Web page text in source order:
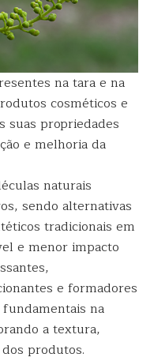
na tara e na
cosméticos e
suas propriedades
e melhoria da
naturais
sendo alternativas
tradicionais em
e menor impacto
e formadores
na
a textura,
produtos.